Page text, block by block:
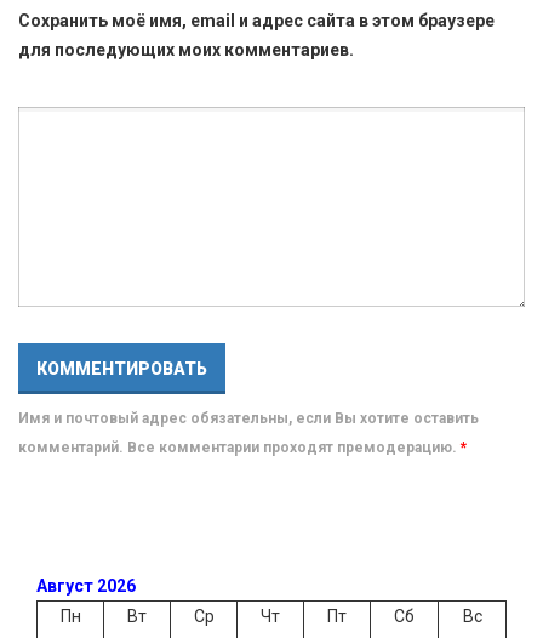
Сохранить моё имя, email и адрес сайта в этом браузере
для последующих моих комментариев.
Имя и почтовый адрес обязательны, если Вы хотите оставить
комментарий. Все комментарии проходят премодерацию. *
Август 2026
Пн
Вт Ср Чт Пт Сб Вс